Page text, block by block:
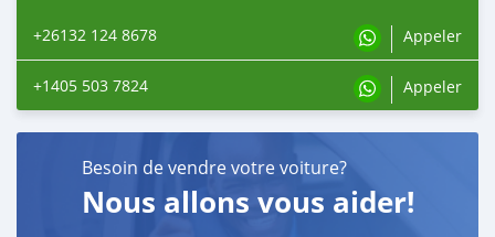
+26132 124 8678 Appeler
+1405 503 7824 Appeler
Besoin de vendre votre voiture?
Nous allons vous aider!